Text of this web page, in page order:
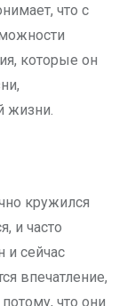
что с
которые он
жизни.
кружился
и часто
и сейчас
впечатление,
что они